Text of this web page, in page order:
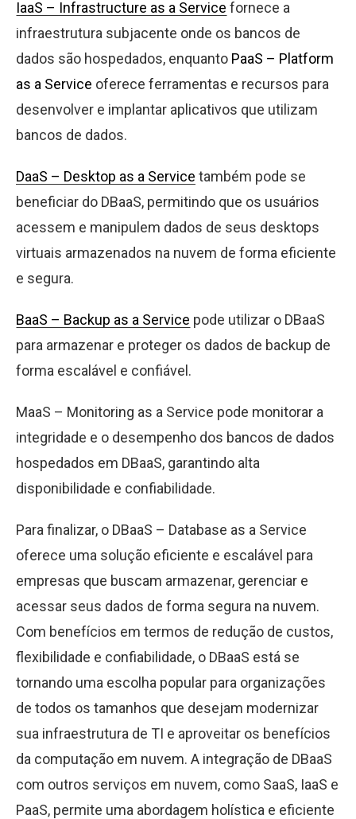
IaaS – Infrastructure as a Service fornece a
infraestrutura subjacente onde os bancos de
dados são hospedados, enquanto PaaS – Platform
as a Service oferece ferramentas e recursos para
desenvolver e implantar aplicativos que utilizam
bancos de dados.
DaaS – Desktop as a Service também pode se
beneficiar do DBaaS, permitindo que os usuários
acessem e manipulem dados de seus desktops
virtuais armazenados na nuvem de forma eficiente
e segura.
BaaS – Backup as a Service pode utilizar o DBaaS
para armazenar e proteger os dados de backup de
forma escalável e confiável.
MaaS – Monitoring as a Service pode monitorar a
integridade e o desempenho dos bancos de dados
hospedados em DBaaS, garantindo alta
disponibilidade e confiabilidade.
Para finalizar, o DBaaS – Database as a Service
oferece uma solução eficiente e escalável para
empresas que buscam armazenar, gerenciar e
acessar seus dados de forma segura na nuvem.
Com benefícios em termos de redução de custos,
flexibilidade e confiabilidade, o DBaaS está se
tornando uma escolha popular para organizações
de todos os tamanhos que desejam modernizar
sua infraestrutura de TI e aproveitar os benefícios
da computação em nuvem. A integração de DBaaS
com outros serviços em nuvem, como SaaS, IaaS e
PaaS, permite uma abordagem holística e eficiente